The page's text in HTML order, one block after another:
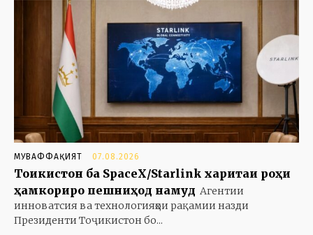
МУВАФФАҚИЯТ 07.08.2026
Тоҷикистон ба SpaceX/Starlink харитаи роҳи
ҳамкориро пешниҳод намуд Агентии
инноватсия ва технологияҳои рақамии назди
Президенти Тоҷикистон бо...